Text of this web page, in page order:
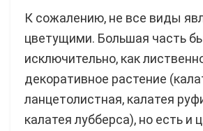
К сожалению, не все виды
цветущими. Большая часть
исключительно, как
декоративное растение
ланцетолистная, калатея
калатея лубберса), но есть и